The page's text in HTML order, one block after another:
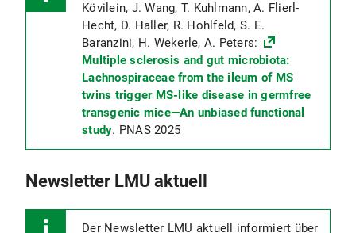
Kövilein, J. Wang, T. Kuhlmann, A. Flierl-
Hecht, D. Haller, R. Hohlfeld, S. E.
Baranzini, H. Wekerle, A. Peters:
Multiple sclerosis and gut microbiota:
Lachnospiraceae from the ileum of MS
twins trigger MS-like disease in germfree
transgenic mice—An unbiased functional
study. PNAS 2025
Newsletter LMU aktuell
Der Newsletter LMU aktuell informiert über